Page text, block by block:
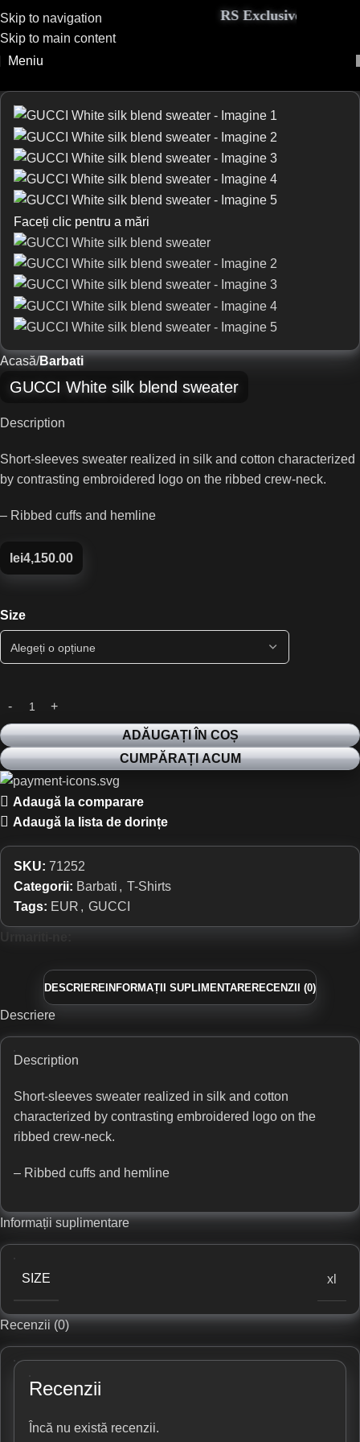
Skip to navigation
Skip to main content
RS Exclusive Couture
Meniu
Faceți clic pentru a mări
Acasă Barbati
GUCCI White silk blend sweater
Description
Short-sleeves sweater realized in silk and cotton characterized
by contrasting embroidered logo on the ribbed crew-neck.
– Ribbed cuffs and hemline
lei4,150.00
Size
ADĂUGAȚI ÎN COȘ
CUMPĂRAȚI ACUM
Adaugă la comparare
Adaugă la lista de dorințe
SKU: 71252
Categorii: Barbati , T-Shirts
Tags: EUR , GUCCI
DESCRIEREINFORMAȚII SUPLIMENTARERECENZII (0)
Descriere
Description
Short-sleeves sweater realized in silk and cotton
characterized by contrasting embroidered logo on the
ribbed crew-neck.
– Ribbed cuffs and hemline
Informații suplimentare
SIZE xl
Recenzii (0)
Recenzii
Încă nu există recenzii.